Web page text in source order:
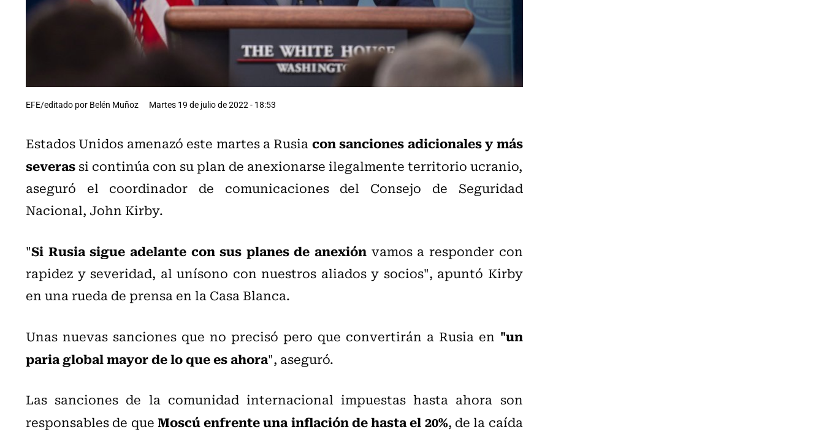
EFE/editado por Belén Muñoz Martes 19 de julio de 2022 - 18:53
Estados Unidos amenazó este martes a Rusiacon sanciones adicionales y más
severassi continúa con su plan de anexionarse ilegalmente territorio ucranio,
aseguró el coordinador de comunicaciones del Consejo de Seguridad
Nacional, John Kirby.
"Si Rusia sigue adelante con sus planes de anexión vamos a responder con
rapidez y severidad, al unísono con nuestros aliados y socios", apuntó Kirby
en una rueda de prensa en la Casa Blanca.
Unas nuevas sanciones que no precisó pero que convertirán a Rusia en "un
paria global mayor de lo que es ahora", aseguró.
Las sanciones de la comunidad internacional impuestas hasta ahora son
responsables de queMoscú enfrente una inflación de hasta el 20%, de la caída